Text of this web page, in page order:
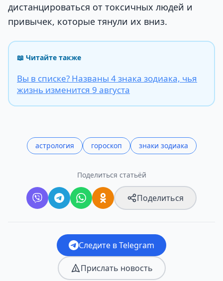
дистанцироваться от токсичных людей и
привычек, которые тянули их вниз.
📖 Читайте также
Вы в списке? Названы 4 знака зодиака, чья
жизнь изменится 9 августа
астрология гороскоп знаки зодиака
Поделиться статьёй
Поделиться
Следите в Telegram
Прислать новость